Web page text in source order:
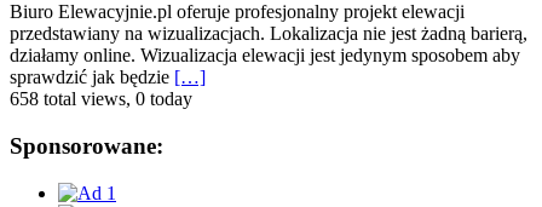
Biuro Elewacyjnie.pl oferuje profesjonalny projekt elewacji
przedstawiany na wizualizacjach. Lokalizacja nie jest żadną barierą,
działamy online. Wizualizacja elewacji jest jedynym sposobem aby
sprawdzić jak będzie […]
658 total views, 0 today
Sponsorowane: